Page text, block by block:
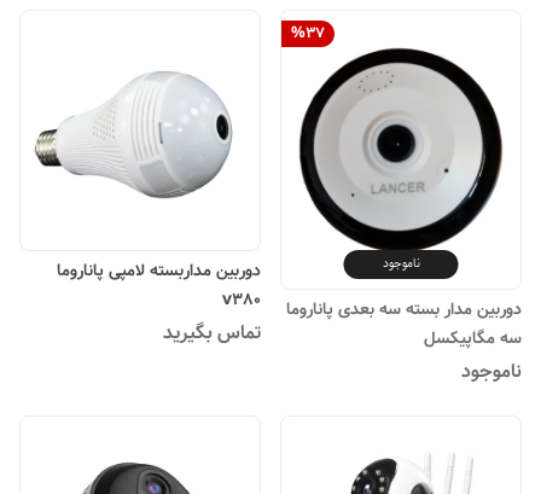
%37
ناموجود
دوربین مدار بسته سه بعدی پاناروما
سه مگاپیکسل
ناموجود
دوربین مداربسته لامپی پاناروما
v380
تماس بگیرید